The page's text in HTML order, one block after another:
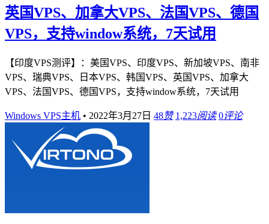
英国VPS、加拿大VPS、法国VPS、德国
VPS，支持window系统，7天试用
【印度VPS测评】：美国VPS、印度VPS、新加坡VPS、南非
VPS、瑞典VPS、日本VPS、韩国VPS、英国VPS、加拿大
VPS、法国VPS、德国VPS，支持window系统，7天试用
Windows VPS主机 • 2022年3月27日 48赞 1,223阅读 0评论